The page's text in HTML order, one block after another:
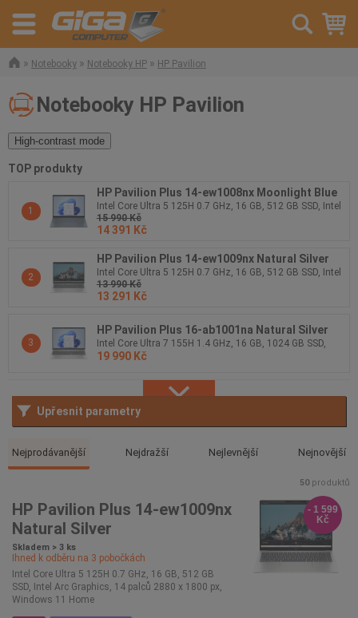
» Notebooky » Notebooky HP » HP Pavilion
Notebooky HP Pavilion
High-contrast mode
TOP produkty
1
HP Pavilion Plus 14-ew1008nx Moonlight Blue
Intel Core Ultra 5 125H 0.7 GHz, 16 GB, 512 GB SSD, Intel
Arc Graphics, 14 palců 2880 x 1800 px, Windows 11
Home
15 990 Kč
14 391 Kč
2
HP Pavilion Plus 14-ew1009nx Natural Silver
Intel Core Ultra 5 125H 0.7 GHz, 16 GB, 512 GB SSD, Intel
Arc Graphics, 14 palců 2880 x 1800 px, Windows 11
Home
13 990 Kč
13 291 Kč
3
HP Pavilion Plus 16-ab1001na Natural Silver
Intel Core Ultra 7 155H 1.4 GHz, 16 GB, 1024 GB SSD,
Intel Arc Graphics, 16 palců 2560 x 1600 px, Windows 11
19 990 Kč
Upřesnit parametry
Nejprodávanější Nejdražší Nejlevnější Nejnovější
50 produktů
HP Pavilion Plus 14-ew1009nx
Natural Silver
Skladem > 3 ks
Ihned k odběru na 3 pobočkách
Intel Core Ultra 5 125H 0.7 GHz, 16 GB, 512 GB
SSD, Intel Arc Graphics, 14 palců 2880 x 1800 px,
Windows 11 Home
- 1 599
Kč